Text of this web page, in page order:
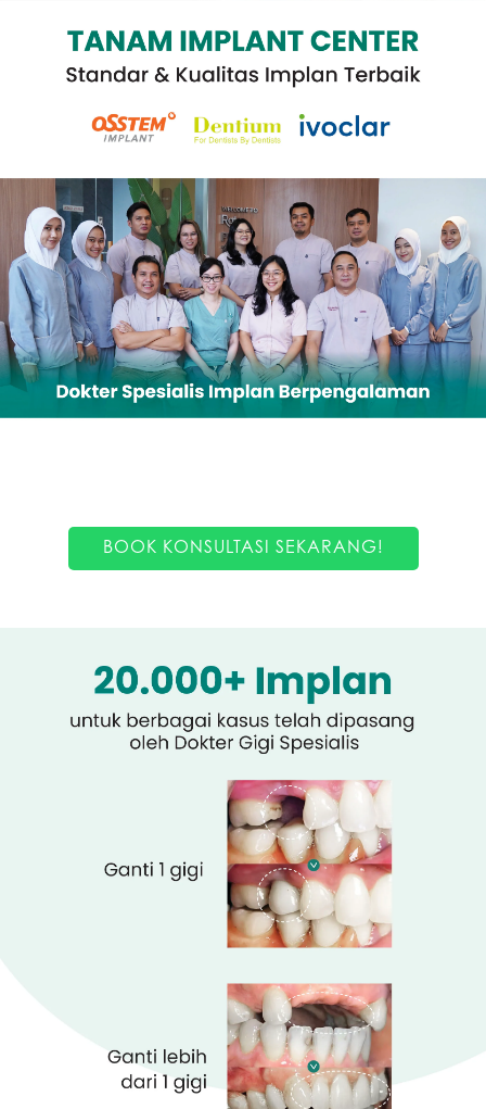
BOOK KONSULTASI SEKARANG!